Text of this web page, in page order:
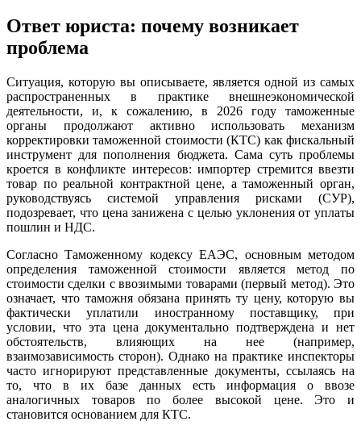
Ответ юриста: почему возникает
проблема
Ситуация, которую вы описываете, является одной из самых
распространенных в практике внешнеэкономической
деятельности, и, к сожалению, в 2026 году таможенные
органы продолжают активно использовать механизм
корректировки таможенной стоимости (КТС) как фискальный
инструмент для пополнения бюджета. Сама суть проблемы
кроется в конфликте интересов: импортер стремится ввезти
товар по реальной контрактной цене, а таможенный орган,
руководствуясь системой управления рисками (СУР),
подозревает, что цена занижена с целью уклонения от уплаты
пошлин и НДС.
Согласно Таможенному кодексу ЕАЭС, основным методом
определения таможенной стоимости является метод по
стоимости сделки с ввозимыми товарами (первый метод). Это
означает, что таможня обязана принять ту цену, которую вы
фактически уплатили иностранному поставщику, при
условии, что эта цена документально подтверждена и нет
обстоятельств, влияющих на нее (например,
взаимозависимость сторон). Однако на практике инспекторы
часто игнорируют представленные документы, ссылаясь на
то, что в их базе данных есть информация о ввозе
аналогичных товаров по более высокой цене. Это и
становится основанием для КТС.